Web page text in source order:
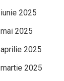
iunie 2025
mai 2025
aprilie 2025
martie 2025